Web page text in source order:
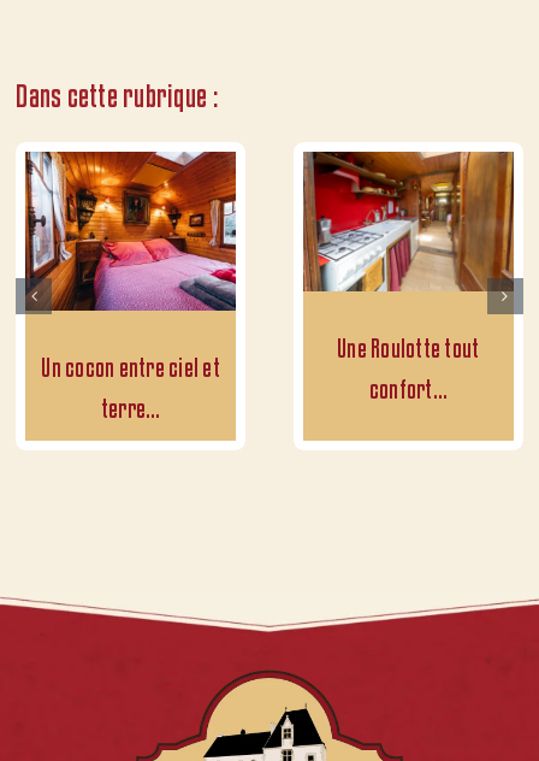
Dans cette rubrique :
Un cocon entre ciel et
terre…
Une Roulotte tout
confort…